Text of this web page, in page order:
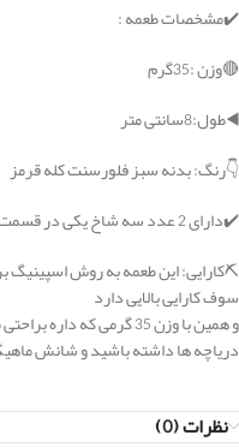
✔️مشخصات طعمه :
🔴وزن :35گرم
◀️طول:8سانتی متر
👇رنگ: بدنه سبز فلورسنت کله قرمز
✔️دارای 2 عدد سه شاخ یکی در قسمت دم ماهی و یکی قسمت سر ماهی
⛏کارایی: این طعمه به روش
سوف کارایی بالایی دارد
و همین با وزن 35 گرمی که
دریاچه ها داشته باشید و شانش
نظرات (0)